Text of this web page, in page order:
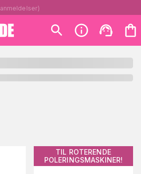
anmeldelser)
TIL ROTERENDE
POLERINGSMASKINER!